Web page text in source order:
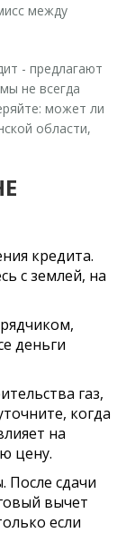
между
- предлагают
не всегда
может ли
области,
кредита.
с землей, на
деньги
газ,
когда
на
цену.
После сдачи
вычет
если